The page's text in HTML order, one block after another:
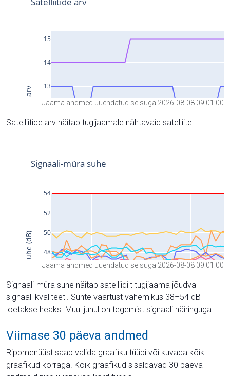
Jaama andmed uuendatud seisuga 2026-08-08 09:01:00
Satelliitide arv näitab tugijaamale nähtavaid satelliite.
Jaama andmed uuendatud seisuga 2026-08-08 09:01:00
Signaali-müra suhe näitab satelliidilt tugijaama jõudva
signaali kvaliteeti. Suhte väärtust vahemikus 38–54 dB
loetakse heaks. Muul juhul on tegemist signaali häiringuga.
Viimase 30 päeva andmed
Rippmenüüst saab valida graafiku tüübi või kuvada kõik
graafikud korraga. Kõik graafikud sisaldavad 30 päeva